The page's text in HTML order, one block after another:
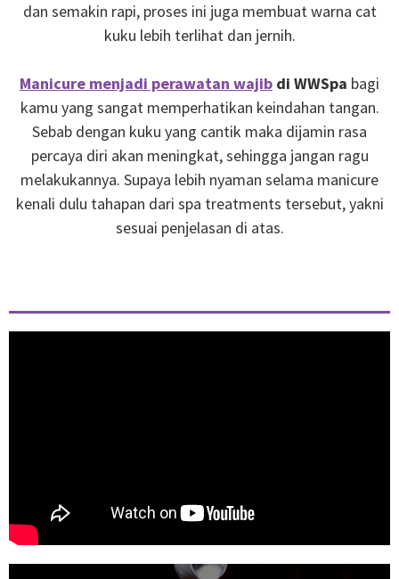
dan semakin rapi, proses ini juga membuat warna cat
kuku lebih terlihat dan jernih.
Manicure menjadi perawatan wajib di WWSpa bagi
kamu yang sangat memperhatikan keindahan tangan.
Sebab dengan kuku yang cantik maka dijamin rasa
percaya diri akan meningkat, sehingga jangan ragu
melakukannya. Supaya lebih nyaman selama manicure
kenali dulu tahapan dari spa treatments tersebut, yakni
sesuai penjelasan di atas.